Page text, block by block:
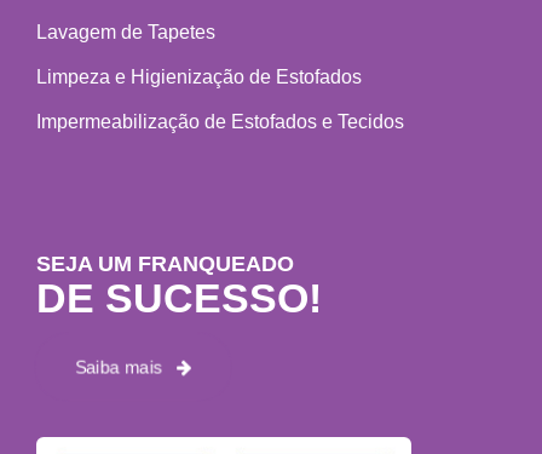
Lavagem de Tapetes
Limpeza e Higienização de Estofados
Impermeabilização de Estofados e Tecidos
SEJA UM FRANQUEADO
DE SUCESSO!
Saiba mais